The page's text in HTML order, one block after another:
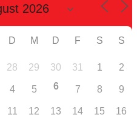
D M D F S S
28 29 30 31 1 2
4 5 6 7 8 9
11 12 13 14 15 16